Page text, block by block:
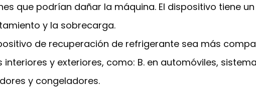
que podrían dañar la máquina. El dispositivo tiene
y la sobrecarga.
de recuperación de refrigerante sea más
y exteriores, como: B. en automóviles,
y congeladores.